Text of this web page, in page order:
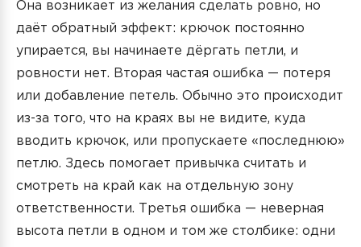
Она возникает из желания сделать ровно, но
даёт обратный эффект: крючок постоянно
упирается, вы начинаете дёргать петли, и
ровности нет. Вторая частая ошибка — потеря
или добавление петель. Обычно это происходит
из-за того, что на краях вы не видите, куда
вводить крючок, или пропускаете «последнюю»
петлю. Здесь помогает привычка считать и
смотреть на край как на отдельную зону
ответственности. Третья ошибка — неверная
высота петли в одном и том же столбике: одни